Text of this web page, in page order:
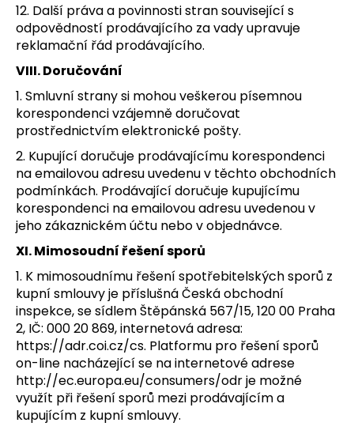
12. Další práva a povinnosti stran související s
odpovědností prodávajícího za vady upravuje
reklamační řád prodávajícího.
VIII. Doručování
1. Smluvní strany si mohou veškerou písemnou
korespondenci vzájemně doručovat
prostřednictvím elektronické pošty.
2. Kupující doručuje prodávajícímu korespondenci
na emailovou adresu uvedenu v těchto obchodních
podmínkách. Prodávající doručuje kupujícímu
korespondenci na emailovou adresu uvedenou v
jeho zákaznickém účtu nebo v objednávce.
XI. Mimosoudní řešení sporů
1. K mimosoudnímu řešení spotřebitelských sporů z
kupní smlouvy je příslušná Česká obchodní
inspekce, se sídlem Štěpánská 567/15, 120 00 Praha
2, IČ: 000 20 869, internetová adresa:
https://adr.coi.cz/cs. Platformu pro řešení sporů
on-line nacházející se na internetové adrese
http://ec.europa.eu/consumers/odr je možné
využít při řešení sporů mezi prodávajícím a
kupujícím z kupní smlouvy.